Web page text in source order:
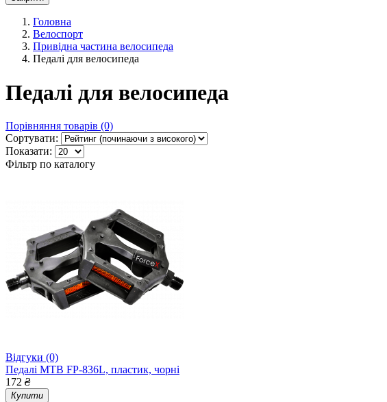
Головна
Велоспорт
Привідна частина велосипеда
Педалі для велосипеда
Педалі для велосипеда
Порівняння товарів (0)
Сортувати:
Показати:
Фільтр по каталогу
Відгуки (0)
Педалі MTB FP-836L, пластик, чорні
172 ₴
Купити